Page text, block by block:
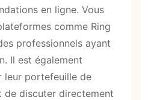
en ligne. Vous
comme Ring
professionnels ayant
Il est également
leur portefeuille de
de discuter directement